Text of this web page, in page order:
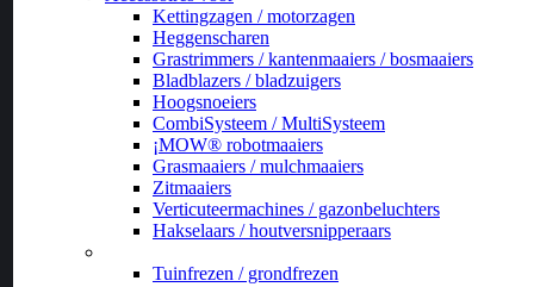
Kettingzagen / motorzagen
Heggenscharen
Grastrimmers / kantenmaaiers / bosmaaiers
Bladblazers / bladzuigers
Hoogsnoeiers
CombiSysteem / MultiSysteem
¡MOW® robotmaaiers
Grasmaaiers / mulchmaaiers
Zitmaaiers
Verticuteermachines / gazonbeluchters
Hakselaars / houtversnipperaars
Tuinfrezen / grondfrezen